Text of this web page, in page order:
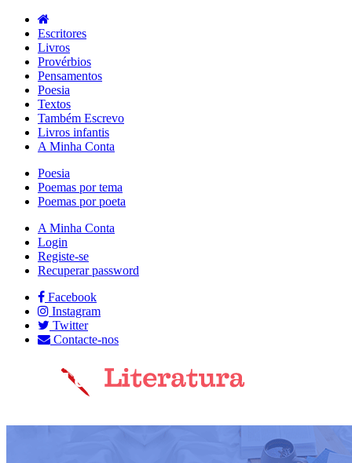
Escritores
Livros
Provérbios
Pensamentos
Poesia
Textos
Também Escrevo
Livros infantis
A Minha Conta
Poesia
Poemas por tema
Poemas por poeta
A Minha Conta
Login
Registe-se
Recuperar password
Facebook
Instagram
Twitter
Contacte-nos